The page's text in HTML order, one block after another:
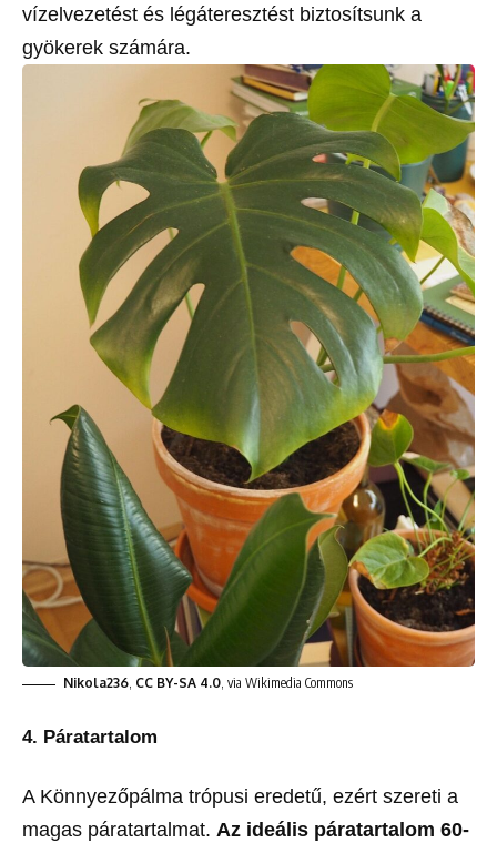
vízelvezetést és légáteresztést biztosítsunk a
gyökerek számára.
Nikola236, CC BY-SA 4.0, via Wikimedia Commons
4. Páratartalom
A Könnyezőpálma trópusi eredetű, ezért szereti a
magas páratartalmat. Az ideális páratartalom 60-